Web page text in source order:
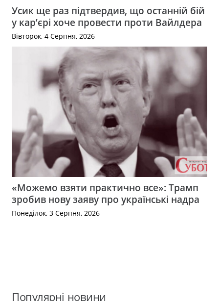
Усик ще раз підтвердив, що останній бій
у кар’єрі хоче провести проти Вайлдера
Вівторок, 4 Серпня, 2026
«Можемо взяти практично все»: Трамп
зробив нову заяву про українські надра
Понеділок, 3 Серпня, 2026
Популярні новини